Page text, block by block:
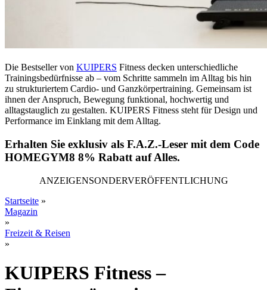
Die Bestseller von KUIPERS Fitness decken unterschiedliche
Trainingsbedürfnisse ab – vom Schritte sammeln im Alltag bis hin
zu strukturiertem Cardio- und Ganzkörpertraining. Gemeinsam ist
ihnen der Anspruch, Bewegung funktional, hochwertig und
alltagstauglich zu gestalten. KUIPERS Fitness steht für Design und
Performance im Einklang mit dem Alltag.
Erhalten Sie exklusiv als F.A.Z.-Leser mit dem Code
HOMEGYM8 8% Rabatt auf Alles.
ANZEIGENSONDERVERÖFFENTLICHUNG
Startseite »
Magazin
»
Freizeit & Reisen
»
KUIPERS Fitness –